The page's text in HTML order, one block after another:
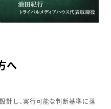
へ
計し、実行可能な判断基準に落